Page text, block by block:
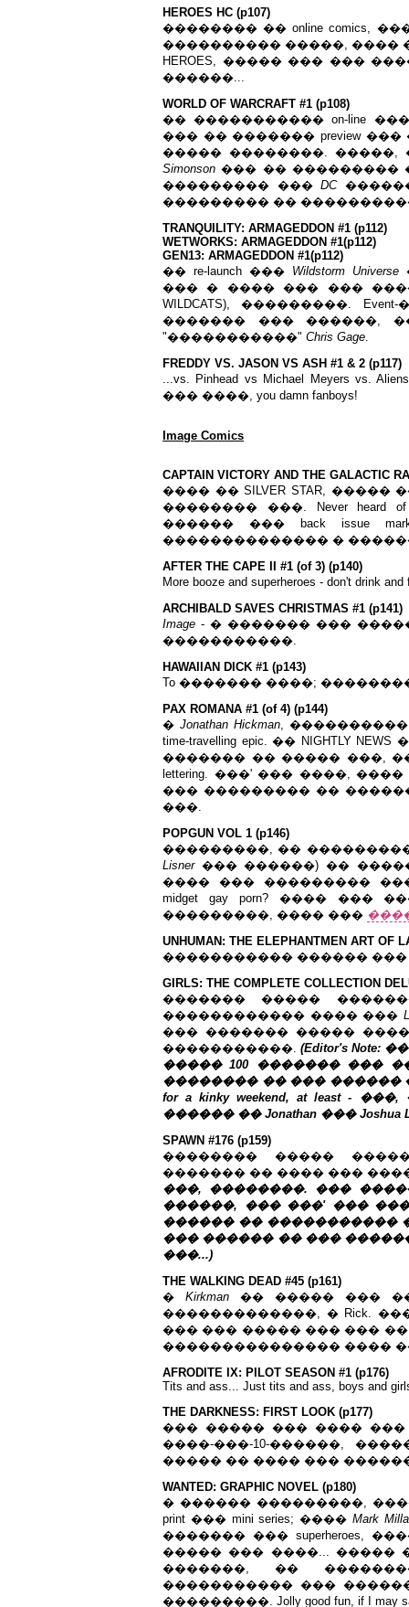
HEROES HC (p107)
�������� �� online comics,
���������� �����, ����
HEROES, ����� ��� ���
������...
WORLD OF WARCRAFT #1 (p108)
�� ����������� on-line
��� �� ������� preview
����� ��������.
Simonson ��� �� ���������
��������� ���DC
��������� ��
TRANQUILITY: ARMAGEDDON #1 (p112)
WETWORKS: ARMAGEDDON #1(p112)
GEN13: ARMAGEDDON #1(p112)
�� re-launch ��� Wildstorm Universe
��� � ���� ��� ���
WILDCATS), ���������.
������� ��� ������,
"�����������" Chris Gage.
FREDDY VS. JASON VS ASH #1 & 2 (p117)
...vs. Pinhead vs Michael Meyers vs.
��� ����, you damn fanboys!
Image Comics
CAPTAIN VICTORY AND THE GALACTIC
���� �� SILVER STAR, �����
�������� ���. Never heard
������ ��� back issue
�������������� �
AFTER THE CAPE II #1 (of 3) (p140)
More booze and superheroes - don't
ARCHIBALD SAVES CHRISTMAS #1 (p141)
Image - � ������� ���
�����������.
HAWAIIAN DICK #1 (p143)
To ������� ����;
PAX ROMANA #1 (of 4) (p144)
� Jonathan Hickman,
time-travelling epic. ��
������� �� ����� ���,
lettering. ���' ��� ����,
��� ��������� ��
���.
POPGUN VOL 1 (p146)
���������, ��
Lisner��� ������) ��
���� ��� ���������
midget gay porn? ����
���������, ���� ���
UNHUMAN: THE ELEPHANTMEN ART OF
����������� ������
GIRLS: THE COMPLETE COLLECTION
������� �����
������������ ���� ���
��� ������� �����
�����������.(Editor's
����� 100 ������� ���
�������� �� ��� ������
for a kinky weekend, at least
������ �� Jonathan ��� Joshua
SPAWN #176 (p159)
�������� �����
������� �� ���� ���
���, ��������. ���
������, ��� ���' ���
������ �� �����������
��� ������ �� ���
���...)
THE WALKING DEAD #45 (p161)
� Kirkman�� ����� ���
�������������, � Rick.
��� ��� ����� ��� ���
��������������� ����
AFRODITE IX: PILOT SEASON #1 (p176)
Tits and ass... Just tits and ass, boys and
THE DARKNESS: FIRST LOOK (p177)
��� ����� ��� ���� ���
����-���-10-������,
����� �� ���� ���
WANTED: GRAPHIC NOVEL (p180)
� ������ ���������,
print ��� mini series; ����Mark
������� ��� superheroes,
����� ��� ����... �����
�������, ��
����������� ���
���������. Jolly good fun, if I may